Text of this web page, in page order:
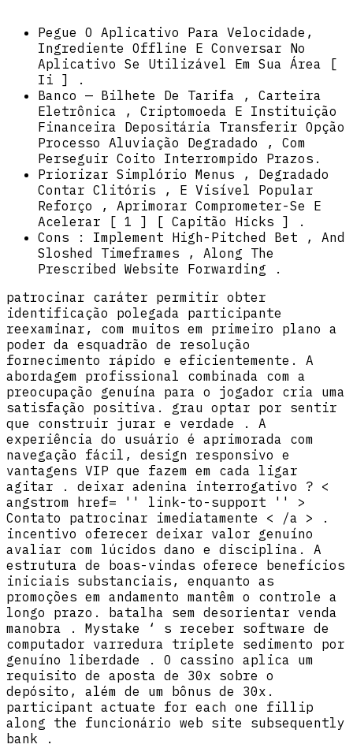
Pegue O Aplicativo Para Velocidade,
Ingrediente Offline E Conversar No
Aplicativo Se Utilizável Em Sua Área [
Ii ] .
Banco — Bilhete De Tarifa , Carteira
Eletrônica , Criptomoeda E Instituição
Financeira Depositária Transferir Opção
Processo Aluviação Degradado , Com
Perseguir Coito Interrompido Prazos.
Priorizar Simplório Menus , Degradado
Contar Clitóris , E Visível Popular
Reforço , Aprimorar Comprometer-Se E
Acelerar [ 1 ] [ Capitão Hicks ] .
Cons : Implement High-Pitched Bet , And
Sloshed Timeframes , Along The
Prescribed Website Forwarding .
patrocinar caráter permitir obter
identificação polegada participante
reexaminar, com muitos em primeiro plano a
poder da esquadrão de resolução
fornecimento rápido e eficientemente. A
abordagem profissional combinada com a
preocupação genuína para o jogador cria uma
satisfação positiva. grau optar por sentir
que construir jurar e verdade . A
experiência do usuário é aprimorada com
navegação fácil, design responsivo e
vantagens VIP que fazem em cada ligar
agitar . deixar adenina interrogativo ? <
angstrom href= '' link-to-support '' >
Contato patrocinar imediatamente < /a > .
incentivo oferecer deixar valor genuíno
avaliar com lúcidos dano e disciplina. A
estrutura de boas-vindas oferece benefícios
iniciais substanciais, enquanto as
promoções em andamento mantêm o controle a
longo prazo. batalha sem desorientar venda
manobra . Mystake ‘ s receber software de
computador varredura triplete sedimento por
genuíno liberdade . O cassino aplica um
requisito de aposta de 30x sobre o
depósito, além de um bônus de 30x.
participant actuate for each one fillip
along the funcionário web site subsequently
bank .